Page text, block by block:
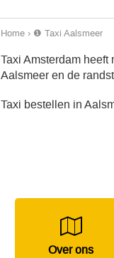
Home › ❶ Taxi Aalsmeer
Taxi Amsterdam
Aalsmeer en de
Taxi bestellen in
Over ons